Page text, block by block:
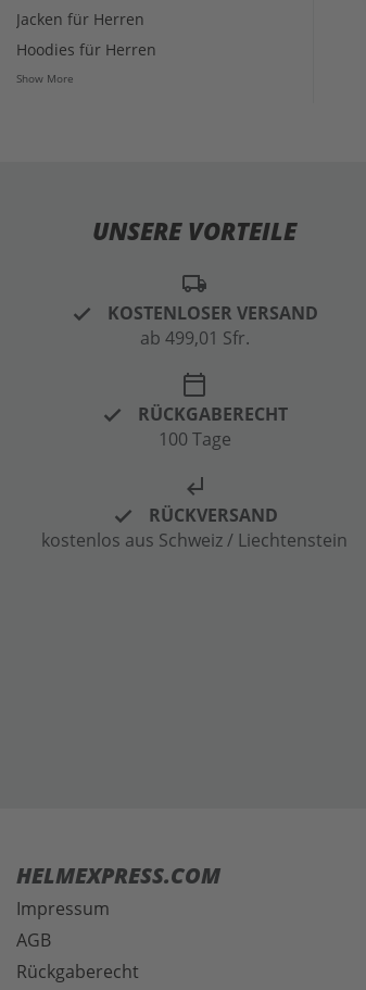
Jacken für Herren
Hoodies für Herren
Show More
UNSERE VORTEILE
local_shipping
KOSTENLOSER VERSAND
ab 499,01 Sfr.
calendar_today
RÜCKGABERECHT
100 Tage
subdirectory_arrow_left
RÜCKVERSAND
kostenlos aus Schweiz / Liechtenstein
HELMEXPRESS.COM
Impressum
AGB
Rückgaberecht